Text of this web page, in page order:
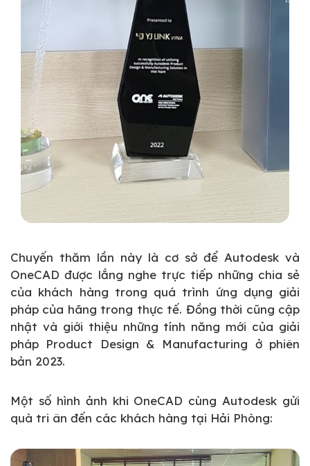
Chuyến thăm lần này là cơ sở để Autodesk và
OneCAD được lắng nghe trực tiếp những chia sẻ
của khách hàng trong quá trình ứng dụng giải
pháp của hãng trong thực tế. Đồng thời cũng cập
nhật và giới thiệu những tính năng mới của giải
pháp Product Design & Manufacturing ở phiên
bản 2023.
Một số hình ảnh khi OneCAD cùng Autodesk gửi
quà tri ân đến các khách hàng tại Hải Phòng: